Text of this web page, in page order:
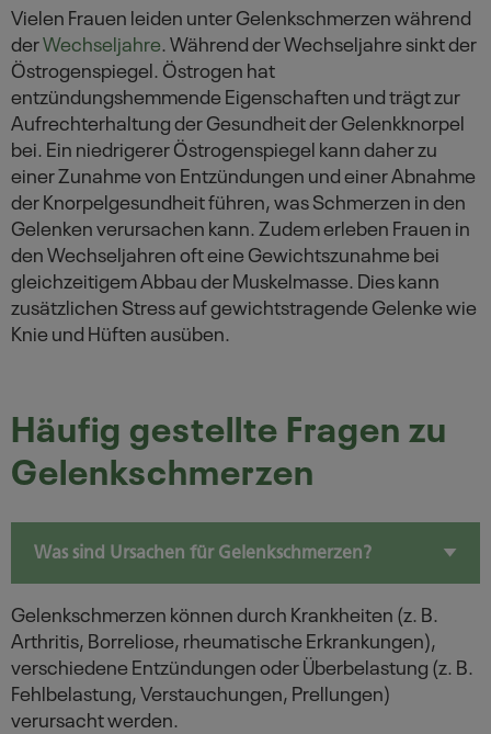
Vielen Frauen leiden unter Gelenkschmerzen während
derWechseljahre. Während der Wechseljahre sinkt der
Östrogenspiegel. Östrogen hat
entzündungshemmende Eigenschaften und trägt zur
Aufrechterhaltung der Gesundheit der Gelenkknorpel
bei. Ein niedrigerer Östrogenspiegel kann daher zu
einer Zunahme von Entzündungen und einer Abnahme
der Knorpelgesundheit führen, was Schmerzen in den
Gelenken verursachen kann. Zudem erleben Frauen in
den Wechseljahren oft eine Gewichtszunahme bei
gleichzeitigem Abbau der Muskelmasse. Dies kann
zusätzlichen Stress auf gewichtstragende Gelenke wie
Knie und Hüften ausüben.
Häufig gestellte Fragen zu
Gelenkschmerzen
Was sind Ursachen für Gelenkschmerzen?
Gelenkschmerzen können durch Krankheiten (z. B.
Arthritis, Borreliose, rheumatische Erkrankungen),
verschiedene Entzündungen oder Überbelastung (z. B.
Fehlbelastung, Verstauchungen, Prellungen)
verursacht werden.